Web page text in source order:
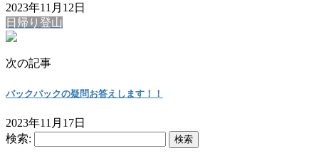
2023年11月12日
日帰り登山
次の記事
バックパックの疑問お答えします！！
2023年11月17日
検索: